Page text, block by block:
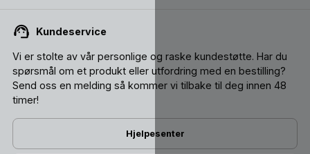
Kundeservice
Vi er stolte av vår personlige og raske kundestøtte. Har du
spørsmål om et produkt eller utfordring med en bestilling?
Send oss ​​en melding så kommer vi tilbake til deg innen 48
timer!
Hjelpesenter